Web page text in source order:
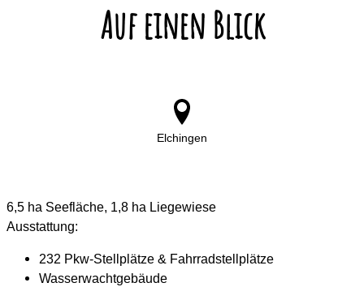
Auf einen Blick
Elchingen
6,5 ha Seefläche, 1,8 ha Liegewiese
Ausstattung:
232 Pkw-Stellplätze & Fahrradstellplätze
Wasserwachtgebäude